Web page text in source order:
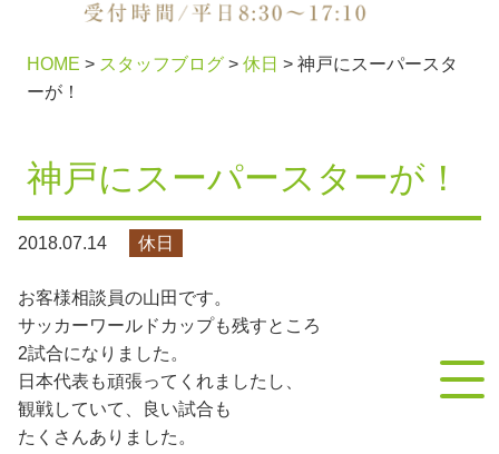
施工メニュー menu
選ばれる理由 reason
会社概要 about
お問い合わせ contact
HOME > スタッフブログ> 休日 > 神戸にスーパースタ
ーが！
神戸にスーパースターが！
2018.07.14 休日
お客様相談員の山田です。
サッカーワールドカップも残すところ
2試合になりました。
日本代表も頑張ってくれましたし、
観戦していて、良い試合も
たくさんありました。